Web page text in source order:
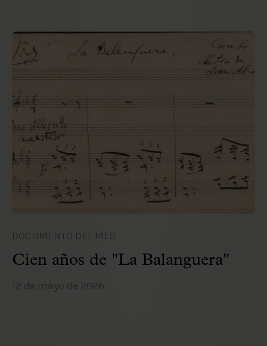
DOCUMENTO DEL MES
Cien años de "La Balanguera"
12 de mayo de 2026